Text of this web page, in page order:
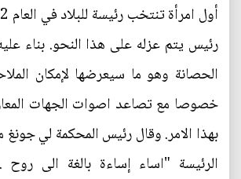
رئيس يتم عزله على هذا النحو. بناء
الحصانة وهو ما سيعرضها لإمكان
خصوصا مع تصاعد اصوات الجهات
بهذا الامر. وقال رئيس المحكمة لي
الرئيسة "اساء إساءة بالغة الى روح